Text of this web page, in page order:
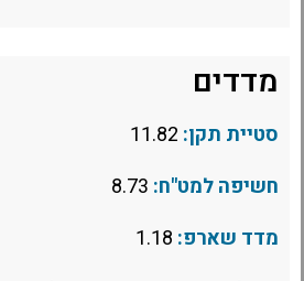
מדדים
סטיית תקן:
חשיפה למט"ח:
מדד שארפ: